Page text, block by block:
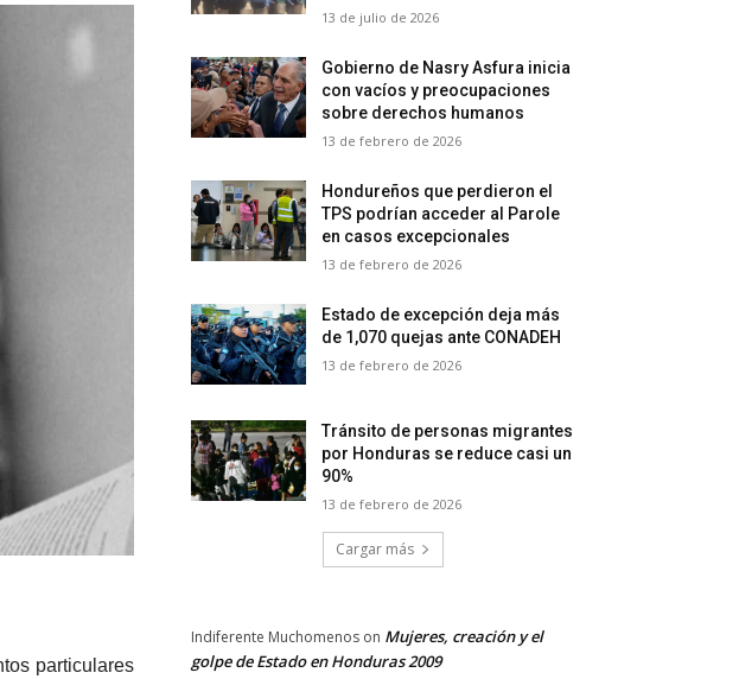
particulares
13 de julio de 2026
Gobierno de Nasry Asfura inicia
con vacíos y preocupaciones
sobre derechos humanos
13 de febrero de 2026
Hondureños que perdieron el
TPS podrían acceder al Parole
en casos excepcionales
13 de febrero de 2026
Estado de excepción deja más
de 1,070 quejas ante CONADEH
13 de febrero de 2026
Tránsito de personas migrantes
por Honduras se reduce casi un
90%
13 de febrero de 2026
Cargar más
Indiferente Muchomenos on Mujeres, creación y el
golpe de Estado en Honduras 2009